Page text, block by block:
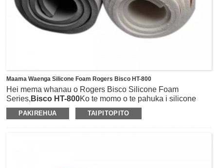
Maama Waenga Silicone Foam Rogers Bisco HT-800
Hei mema whanau o Rogers Bisco Silicone Foam
Series, Bisco HT-800Ko te momo o te pahuka i silicone
pūmau reo.He pai te mahara a HT-800 me te iti o te
whakangā o te ahotea ka taea te whakaiti i nga utu tiaki mai
PAKIREHUA TAIPITOPITO